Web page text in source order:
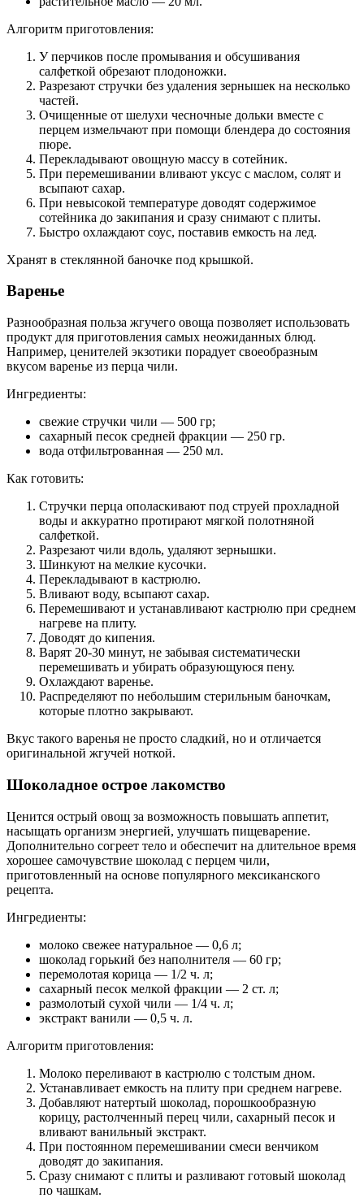
Алгоритм приготовления:
У перчиков после промывания и обсушивания
салфеткой обрезают плодоножки.
Разрезают стручки без удаления зернышек на несколько
частей.
Очищенные от шелухи чесночные дольки вместе с
перцем измельчают при помощи блендера до состояния
пюре.
Перекладывают овощную массу в сотейник.
При перемешивании вливают уксус с маслом, солят и
всыпают сахар.
При невысокой температуре доводят содержимое
сотейника до закипания и сразу снимают с плиты.
Быстро охлаждают соус, поставив емкость на лед.
Хранят в стеклянной баночке под крышкой.
Варенье
Разнообразная польза жгучего овоща позволяет использовать
продукт для приготовления самых неожиданных блюд.
Например, ценителей экзотики порадует своеобразным
вкусом варенье из перца чили.
Ингредиенты:
свежие стручки чили — 500 гр;
сахарный песок средней фракции — 250 гр.
вода отфильтрованная — 250 мл.
Как готовить:
Стручки перца ополаскивают под струей прохладной
воды и аккуратно протирают мягкой полотняной
салфеткой.
Разрезают чили вдоль, удаляют зернышки.
Шинкуют на мелкие кусочки.
Перекладывают в кастрюлю.
Вливают воду, всыпают сахар.
Перемешивают и устанавливают кастрюлю при среднем
нагреве на плиту.
Доводят до кипения.
Варят 20-30 минут, не забывая систематически
перемешивать и убирать образующуюся пену.
Охлаждают варенье.
Распределяют по небольшим стерильным баночкам,
которые плотно закрывают.
Вкус такого варенья не просто сладкий, но и отличается
оригинальной жгучей ноткой.
Шоколадное острое лакомство
Ценится острый овощ за возможность повышать аппетит,
насыщать организм энергией, улучшать пищеварение.
Дополнительно согреет тело и обеспечит на длительное время
хорошее самочувствие шоколад с перцем чили,
приготовленный на основе популярного мексиканского
рецепта.
Ингредиенты:
молоко свежее натуральное — 0,6 л;
шоколад горький без наполнителя — 60 гр;
перемолотая корица — 1/2 ч. л;
сахарный песок мелкой фракции — 2 ст. л;
размолотый сухой чили — 1/4 ч. л;
экстракт ванили — 0,5 ч. л.
Алгоритм приготовления:
Молоко переливают в кастрюлю с толстым дном.
Устанавливает емкость на плиту при среднем нагреве.
Добавляют натертый шоколад, порошкообразную
корицу, растолченный перец чили, сахарный песок и
вливают ванильный экстракт.
При постоянном перемешивании смеси венчиком
доводят до закипания.
Сразу снимают с плиты и разливают готовый шоколад
по чашкам.